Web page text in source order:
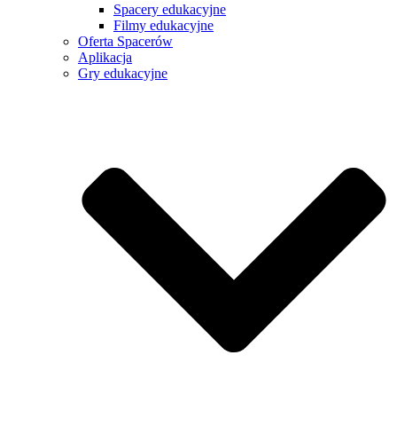
Spacery edukacyjne
Filmy edukacyjne
Oferta Spacerów
Aplikacja
Gry edukacyjne